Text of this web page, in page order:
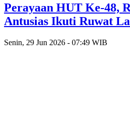
Perayaan HUT Ke-48,
Antusias Ikuti Ruwat
Senin, 29 Jun 2026 - 07:49 WIB